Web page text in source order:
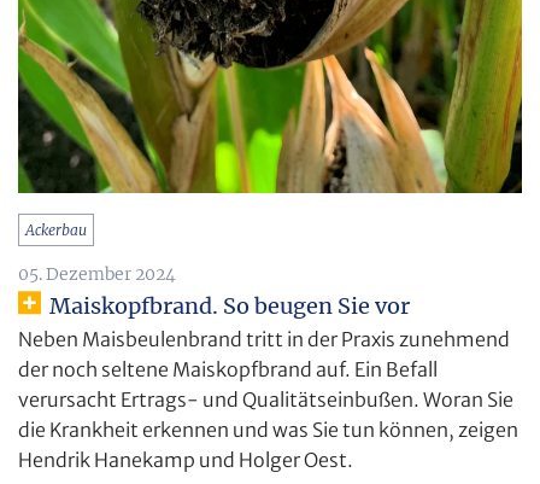
Ackerbau
05. Dezember 2024
Maiskopfbrand. So beugen Sie vor
Neben Maisbeulenbrand tritt in der Praxis zunehmend
der noch seltene Maiskopfbrand auf. Ein Befall
verursacht Ertrags- und Qualitätseinbußen. Woran Sie
die Krankheit erkennen und was Sie tun können, zeigen
Hendrik Hanekamp und Holger Oest.